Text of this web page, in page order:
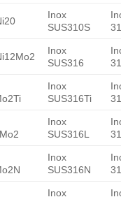
Inox
SUS310S
Inox
SUS316
Inox
SUS316Ti
Inox
SUS316L
Inox
SUS316N
Inox